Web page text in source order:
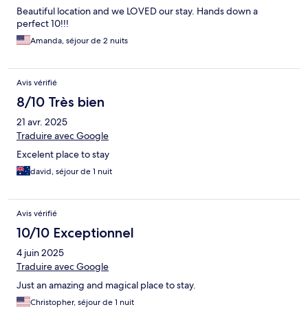
Beautiful location and we LOVED our stay. Hands down a
perfect 10!!!
Amanda, séjour de 2 nuits
Avis vérifié
8/10 Très bien
21 avr. 2025
Traduire avec Google
Excelent place to stay
david, séjour de 1 nuit
Avis vérifié
10/10 Exceptionnel
4 juin 2025
Traduire avec Google
Just an amazing and magical place to stay.
Christopher, séjour de 1 nuit